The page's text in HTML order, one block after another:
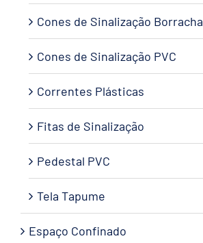
Cones de Sinalização Borracha
Cones de Sinalização PVC
Correntes Plásticas
Fitas de Sinalização
Pedestal PVC
Tela Tapume
Espaço Confinado